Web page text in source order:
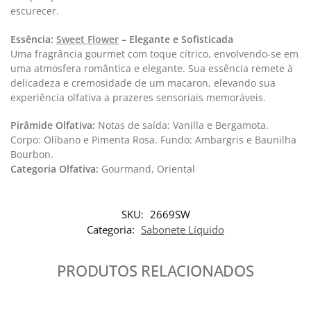
escurecer.​
Essência: Sweet Flower – Elegante e Sofisticada
Uma fragrância gourmet com toque cítrico, envolvendo-se em
uma atmosfera romântica e elegante. Sua essência remete à
delicadeza e cremosidade de um macaron, elevando sua
experiência olfativa a prazeres sensoriais memoráveis.
Pirâmide Olfativa: Notas de saída: Vanilla e Bergamota.
Corpo: Olíbano e Pimenta Rosa. Fundo: Ambargris e Baunilha
Bourbon.
Categoria Olfativa: ​ Gourmand, Oriental
SKU: 2669SW
Categoria: Sabonete Líquido
PRODUTOS RELACIONADOS